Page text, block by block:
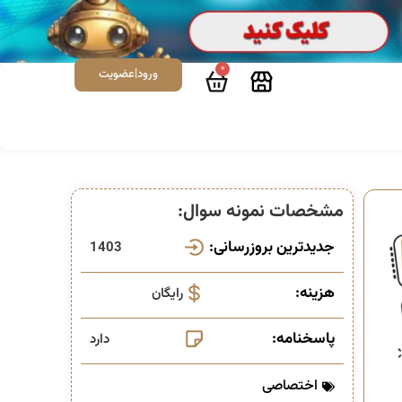
0 ورود|عضویت
مشخصات نمونه سوال:
جدیدترین بروزرسانی: 1403
هزینه: رایگان
پاسخنامه: دارد
اختصاصی